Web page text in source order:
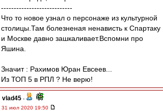
----------------------------
Что то новое узнал о персонаже из культурной
столицы.Там болезненая ненависть к Спартаку
и Москве давно зашкаливает.Вспомни про
Яшина.
Значит : Рахимов Юран Евсеев...
Из ТОП 5 в РПЛ ? Не верю!
vlad45 -
31 июл 2020 19:50